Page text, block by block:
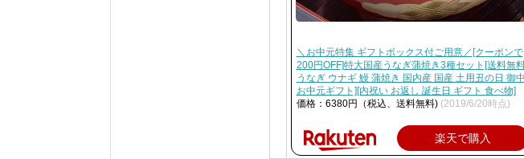
＼お中元特集 ギフトボックス付ご用意／[クーポンで
200円OFF]特大国産うなぎ蒲焼き3種セット[送料無
うなぎ ウナギ 鰻 蒲焼き 国内産 国産 土用丑の日 御
お中元ギフト][内祝い お返し 誕生日 ギフト 食べ物]
価格：6380円（税込、送料無料) (2019/6/20時点)
楽天で購入